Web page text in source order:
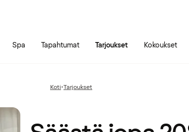
Spa Tapahtumat Tarjoukset Kokoukset
Koti•Edellinen
Tarjoukset
20% –